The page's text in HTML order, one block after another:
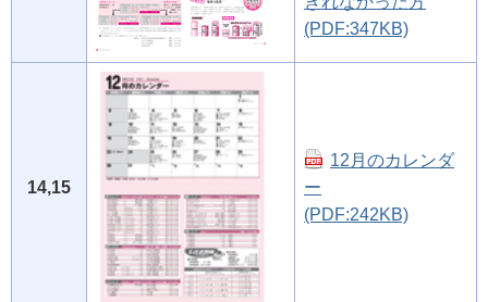
(PDF:347KB)
14,15
12月のカレンダ
ー
(PDF:242KB)